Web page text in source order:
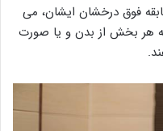
فوق درخشان ایشان، می
هر بخش از بدن و یا صورت